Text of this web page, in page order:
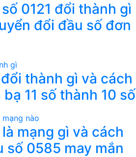
0121 đổi thành gì
đổi đầu số đơn
thành gì và cách
11 số thành 10 số
mạng gì và cách
số 0585 may mắn